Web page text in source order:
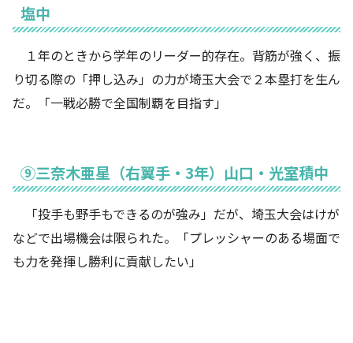
塩中
１年のときから学年のリーダー的存在。背筋が強く、振
り切る際の「押し込み」の力が埼玉大会で２本塁打を生ん
だ。「一戦必勝で全国制覇を目指す」
⑨三奈木亜星（右翼手・3年）山口・光室積中
「投手も野手もできるのが強み」だが、埼玉大会はけが
などで出場機会は限られた。「プレッシャーのある場面で
も力を発揮し勝利に貢献したい」